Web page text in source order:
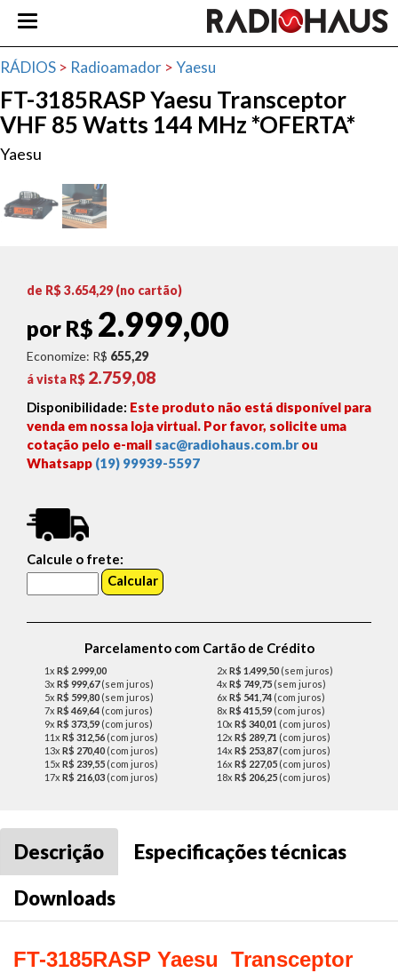
RÁDIOS > Radioamador >Yaesu
FT-3185RASP Yaesu Transceptor
VHF 85 Watts 144 MHz *OFERTA*
Yaesu
de R$3.654,29(no cartão)
por R$ 2.999,00
Economize: R$ 655,29
á vista R$ 2.759,08
Disponibilidade: Este produto não está disponível para
venda em nossa loja virtual. Por favor, solicite uma
cotação pelo e-mail sac@radiohaus.com.brou
Whatsapp (19) 99939-5597
Calcule o frete:
Parcelamento com Cartão de Crédito
1x R$ 2.999,00 2x R$ 1.499,50 (sem juros)
3x R$ 999,67(sem juros) 4x R$ 749,75 (sem juros)
5x R$ 599,80 (sem juros) 6x R$ 541,74 (com juros)
7x R$ 469,64 (com juros) 8x R$ 415,59 (com juros)
9x R$ 373,59 (com juros) 10x R$ 340,01 (com juros)
11x R$ 312,56 (com juros) 12x R$ 289,71 (com juros)
13x R$ 270,40 (com juros) 14x R$ 253,87(com juros)
15x R$ 239,55 (com juros) 16x R$ 227,05 (com juros)
17x R$ 216,03 (com juros) 18x R$ 206,25 (com juros)
Descrição
Especificações técnicas
Downloads
FT-3185RASP Yaesu Transceptor